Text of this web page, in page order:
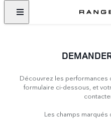
Découvrez les performances
formulaire ci-dessous, et
Les champs